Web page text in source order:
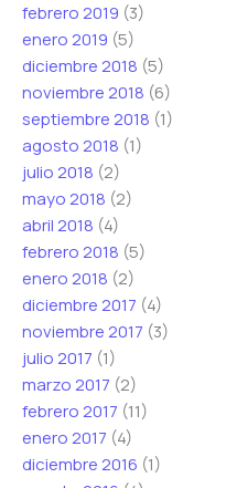
febrero 2019 (3)
enero 2019 (5)
diciembre 2018 (5)
noviembre 2018 (6)
septiembre 2018 (1)
agosto 2018 (1)
julio 2018 (2)
mayo 2018 (2)
abril 2018 (4)
febrero 2018 (5)
enero 2018 (2)
diciembre 2017 (4)
noviembre 2017 (3)
julio 2017 (1)
marzo 2017 (2)
febrero 2017 (11)
enero 2017 (4)
diciembre 2016 (1)